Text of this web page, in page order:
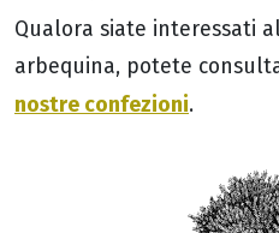
Qualora siate interessati
arbequina, potete
nostre confezioni.